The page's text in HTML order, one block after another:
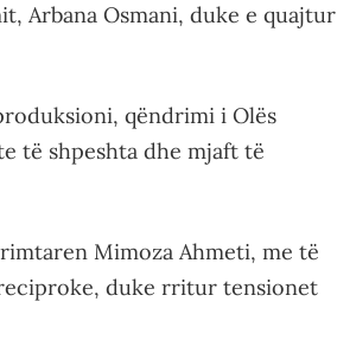
Arbana Osmani, duke e quajtur
qëndrimi i Olës
të shpeshta dhe mjaft të
Mimoza Ahmeti, me të
duke rritur tensionet